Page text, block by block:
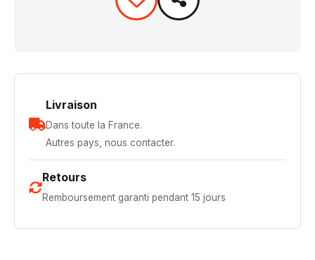
Livraison
Dans toute la France.
Autres pays, nous contacter.
Retours
Remboursement garanti pendant 15 jours